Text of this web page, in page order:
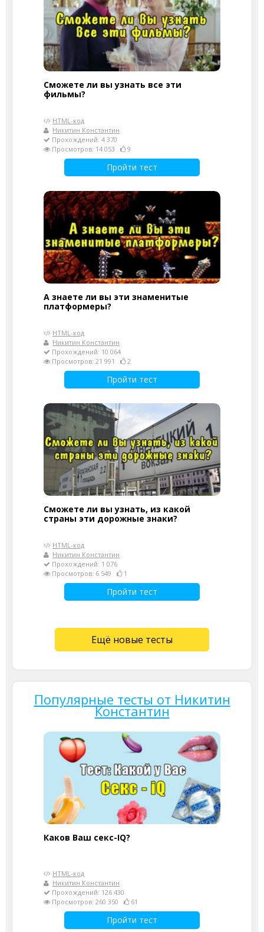
Сможете ли вы узнать все эти
фильмы?
HTML-код
Никитин Константин
Прохождений: 4 370
Просмотров: 14 053
9
Пройти тест
А знаете ли вы эти знаменитые
платформеры?
HTML-код
Никитин Константин
Прохождений: 10 064
Просмотров: 21 991
2
Пройти тест
Сможете ли вы узнать, из какой
страны эти дорожные знаки?
HTML-код
Никитин Константин
Прохождений: 1 076
Просмотров: 6 549
1
Пройти тест
Ещё новые тесты
Популярные тесты от Никитин
Константин
Каков Ваш секс-IQ?
HTML-код
Никитин Константин
Прохождений: 126 430
Просмотров: 260 350
61
Пройти тест